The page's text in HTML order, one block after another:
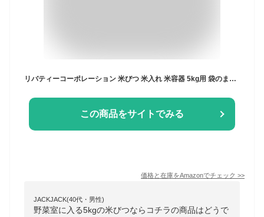
リバティーコーポレーション 米びつ 米入れ 米容器 5kg用 袋のまま 袋ごと ライスストッカー ワームグレー LD-244 Style Storage
この商品をサイトでみる
価格と在庫をAmazonでチェック >>
JACKJACK(40代・男性)
野菜室に入る5kgの米びつならコチラの商品はどうで